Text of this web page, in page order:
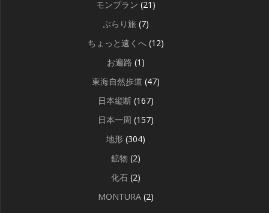
モンブラン (21)
ぶらり旅 (7)
ちょっと遠くへ (12)
お遍路 (1)
東海自然歩道 (47)
日本縦断 (167)
日本一周 (157)
地形 (304)
鉱物 (2)
化石 (2)
MONTURA (2)